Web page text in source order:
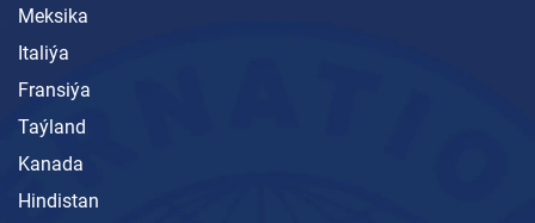
Meksika
Italiýa
Fransiýa
Taýland
Kanada
Hindistan